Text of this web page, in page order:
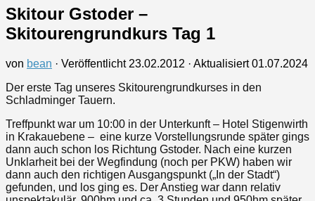
Skitour Gstoder –
Skitourengrundkurs Tag 1
von bean · Veröffentlicht 23.02.2012 · Aktualisiert01.07.2024
Der erste Tag unseres Skitourengrundkurses in den
Schladminger Tauern.
Treffpunkt war um 10:00 in der Unterkunft – Hotel Stigenwirth
in Krakauebene – eine kurze Vorstellungsrunde später gings
dann auch schon los Richtung Gstoder. Nach eine kurzen
Unklarheit bei der Wegfindung (noch per PKW) haben wir
dann auch den richtigen Ausgangspunkt („In der Stadt“)
gefunden, und los ging es. Der Anstieg war dann relativ